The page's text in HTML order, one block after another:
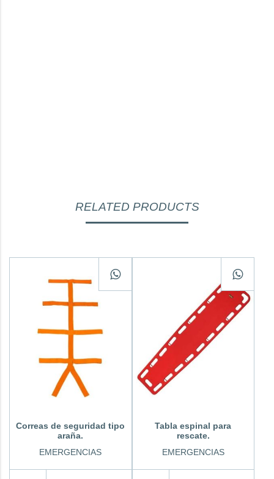
RELATED PRODUCTS
Correas de seguridad tipo
araña.
EMERGENCIAS
Tabla espinal para
rescate.
EMERGENCIAS